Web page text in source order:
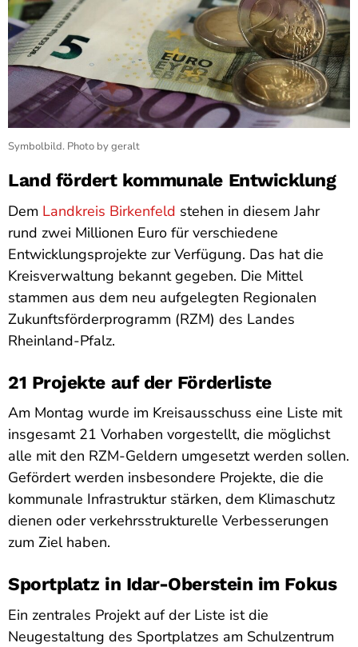
Symbolbild. Photo by geralt
Land fördert kommunale Entwicklung
Dem Landkreis Birkenfeld stehen in diesem Jahr
rund zwei Millionen Euro für verschiedene
Entwicklungsprojekte zur Verfügung. Das hat die
Kreisverwaltung bekannt gegeben. Die Mittel
stammen aus dem neu aufgelegten Regionalen
Zukunftsförderprogramm (RZM) des Landes
Rheinland-Pfalz.
21 Projekte auf der Förderliste
Am Montag wurde im Kreisausschuss eine Liste mit
insgesamt 21 Vorhaben vorgestellt, die möglichst
alle mit den RZM-Geldern umgesetzt werden sollen.
Gefördert werden insbesondere Projekte, die die
kommunale Infrastruktur stärken, dem Klimaschutz
dienen oder verkehrsstrukturelle Verbesserungen
zum Ziel haben.
Sportplatz in Idar-Oberstein im Fokus
Ein zentrales Projekt auf der Liste ist die
Neugestaltung des Sportplatzes am Schulzentrum